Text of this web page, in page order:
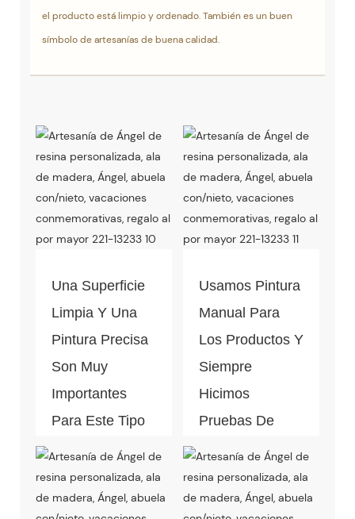
el producto está limpio y ordenado. También es un buen
símbolo de artesanías de buena calidad.
Una Superficie
Limpia Y Una
Pintura Precisa
Son Muy
Importantes
Para Este Tipo
De Pieza De
Decoración Del
Hogar. El
Usamos Pintura
Manual Para
Los Productos Y
Siempre
Hicimos
Pruebas De
Caída Antes De
La Producción
En Masa.